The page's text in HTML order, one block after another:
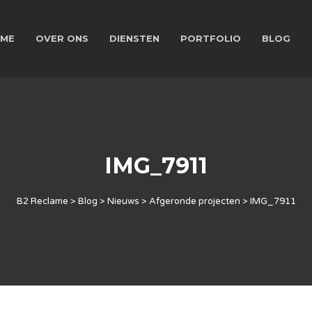
OVER ONS DIENSTEN PORTFOLIO BLOG
IMG_7911
B2 Reclame > Blog > Nieuws > Afgeronde projecten > IMG_7911